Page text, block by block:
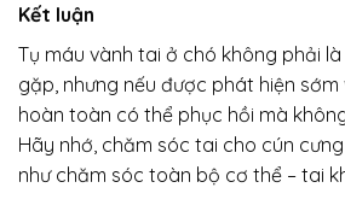
Kết luận
Tụ máu vành tai ở chó không phải
gặp, nhưng nếu được phát hiện sớm
hoàn toàn có thể phục hồi mà
Hãy nhớ, chăm sóc tai cho cún
như chăm sóc toàn bộ cơ thể – tai